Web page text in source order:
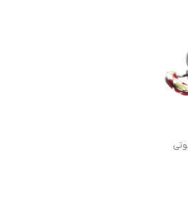
تفلون سایز 26 بیوتی